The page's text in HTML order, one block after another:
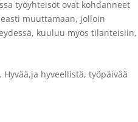
työyhteisöt ovat kohdanneet
muuttamaan, jolloin
kuuluu myös tilanteisiin,
hyveellistä, työpäivää